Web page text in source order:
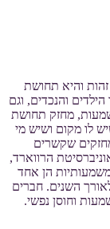
והיא תחושת
והנכדים, וגם
מחזק תחושת
לו מקום ושיש מי
שקשרים
הרווארד,
משמעותיות הן אחד
השנים. חברים
וחוסן נפשי.